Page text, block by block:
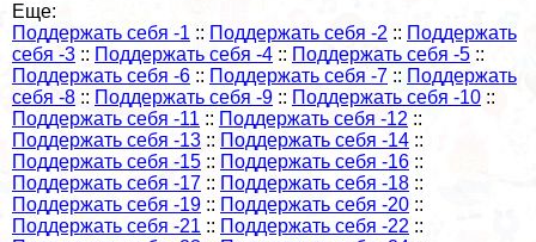
Еще:
Поддержать себя -1 :: Поддержать себя -2 :: Поддержать
себя -3 :: Поддержать себя -4 :: Поддержать себя -5 ::
Поддержать себя -6 :: Поддержать себя -7 :: Поддержать
себя -8 :: Поддержать себя -9 :: Поддержать себя -10 ::
Поддержать себя -11 :: Поддержать себя -12 ::
Поддержать себя -13 :: Поддержать себя -14 ::
Поддержать себя -15 :: Поддержать себя -16 ::
Поддержать себя -17 :: Поддержать себя -18 ::
Поддержать себя -19 :: Поддержать себя -20 ::
Поддержать себя -21 :: Поддержать себя -22 ::